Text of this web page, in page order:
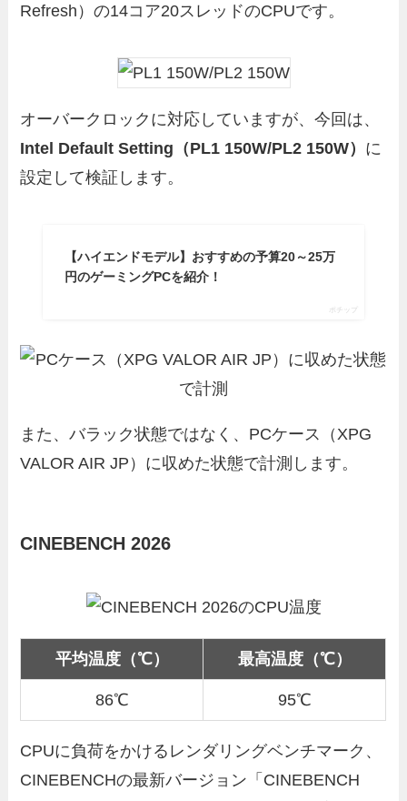
Refresh）の14コア20スレッドのCPUです。
オーバークロックに対応していますが、今回は、
Intel Default Setting（PL1 150W/PL2 150W） に
設定して検証します。
【ハイエンドモデル】おすすめの予算20～25万
円のゲーミングPCを紹介！
ポチップ
また、バラック状態ではなく、PCケース（XPG
VALOR AIR JP）に収めた状態で計測します。
CINEBENCH 2026
平均温度（℃） 最高温度（℃）
86℃ 95℃
CPUに負荷をかけるレンダリングベンチマーク、
CINEBENCHの最新バージョン「CINEBENCH